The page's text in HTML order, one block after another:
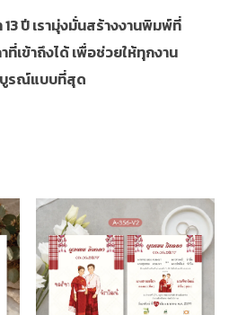
ปี เรามุ่งมั่นสร้างงานพิมพ์ที่
เข้าถึงได้ เพื่อช่วยให้ทุกงาน
รณ์แบบที่สุด